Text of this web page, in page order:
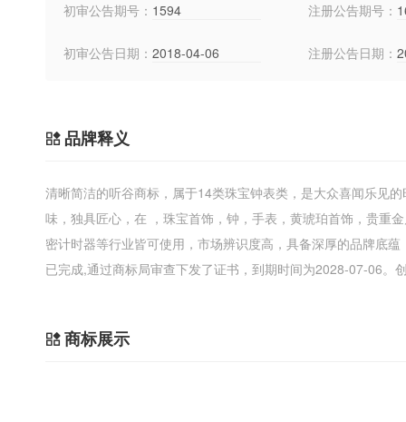
初审公告期号： 1594 注册公告期号：
初审公告日期： 2018-04-06 注册公告日期：
品牌释义
清晰简洁的听谷商标，属于14类珠宝钟表类，是大众喜闻乐见
味，独具匠心，在 ，珠宝首饰，钟，手表，黄琥珀首饰，贵重
密计时器等行业皆可使用，市场辨识度高，具备深厚的品牌底
已完成,通过商标局审查下发了证书，到期时间为2028-07-06。
商标展示